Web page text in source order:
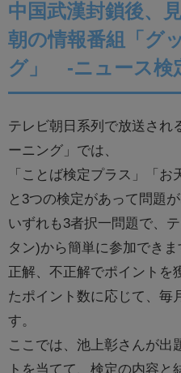
中国武漢封鎖後、
朝の情報番組「グ
グ」 -ニュース検
テレビ朝日系列で放送され
ーニング」では、
「ことば検定プラス」「お
と3つの検定があって問題が
いずれも3者択一問題で、
タン)から簡単に参加できま
正解、不正解でポイントを
たポイント数に応じて、毎
す。
ここでは、池上彰さんが出
トを当てて、検定の内容と